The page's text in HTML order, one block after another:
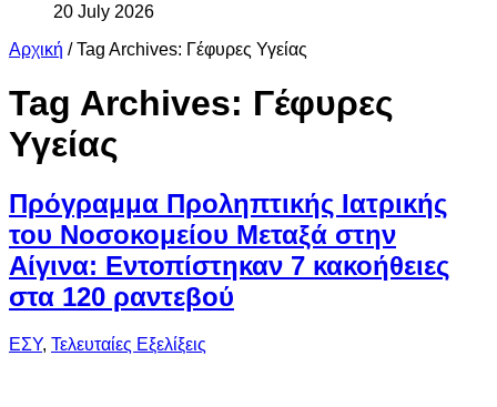
20 July 2026
Αρχική / Tag Archives: Γέφυρες Υγείας
Tag Archives: Γέφυρες
Υγείας
Πρόγραμμα Προληπτικής Ιατρικής
του Νοσοκομείου Μεταξά στην
Αίγινα: Εντοπίστηκαν 7 κακοήθειες
στα 120 ραντεβού
ΕΣΥ, Τελευταίες Εξελίξεις